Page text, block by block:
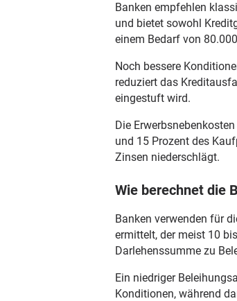
Banken empfehlen
und bietet sowohl
einem Bedarf von
Noch bessere
reduziert das
eingestuft wird.
Die
und 15 Prozent des
Zinsen niederschlägt.
Wie berechnet die
Banken verwenden für
ermittelt, der meist 10
Darlehenssumme zu
Ein niedriger
Konditionen, während